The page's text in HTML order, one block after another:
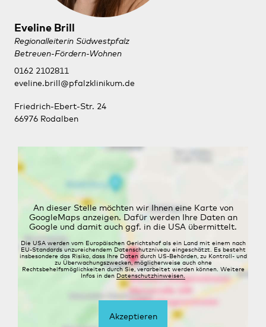
Eveline Brill
Regionalleiterin Südwestpfalz
Betreuen-Fördern-Wohnen
0162 2102811
eveline.brill@pfalzklinikum.de
Friedrich-Ebert-Str. 24
66976 Rodalben
An dieser Stelle möchten wir Ihnen eine Karte von
GoogleMaps anzeigen. Dafür werden Ihre Daten an
Google und damit auch ggf. in die USA übermittelt.
Die USA werden vom Europäischen Gerichtshof als ein Land mit einem nach
EU-Standards unzureichendem Datenschutzniveau eingeschätzt. Es besteht
insbesondere das Risiko, dass Ihre Daten durch US-Behörden, zu Kontroll- und
zu Überwachungszwecken, möglicherweise auch ohne
Rechtsbehelfsmöglichkeiten durch Sie, verarbeitet werden können. Weitere
Infos in den Datenschutzhinweisen.
Akzeptieren